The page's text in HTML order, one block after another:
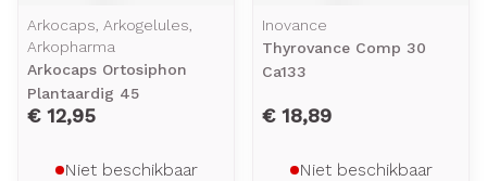
Arkocaps, Arkogelules,
Arkopharma
Arkocaps Ortosiphon
Plantaardig 45
€ 12,95
Niet beschikbaar
Inovance
Thyrovance Comp 30
Ca133
€ 18,89
Niet beschikbaar